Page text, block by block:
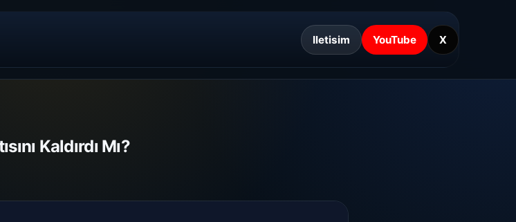
Iletisim YouTube X
Kaldırdı Mı?